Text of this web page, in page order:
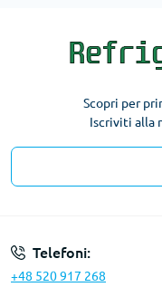
Scopri per
Iscriviti alla
Telefoni:
+48 520 917 268